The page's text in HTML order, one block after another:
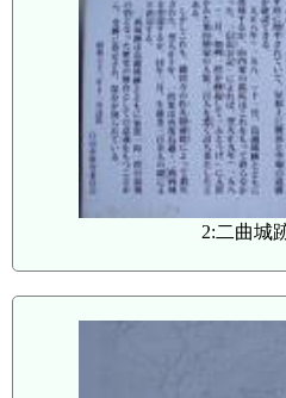
2:二曲城